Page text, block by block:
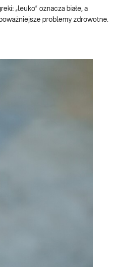
„leuko” oznacza białe, a
problemy zdrowotne.